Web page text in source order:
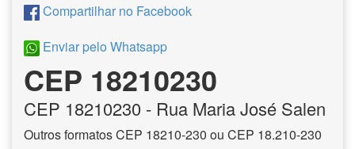
Compartilhar no Facebook
Enviar pelo Whatsapp
CEP 18210230
CEP 18210230 - Rua Maria José Salen
Outros formatos CEP 18210-230 ou CEP 18.210-230